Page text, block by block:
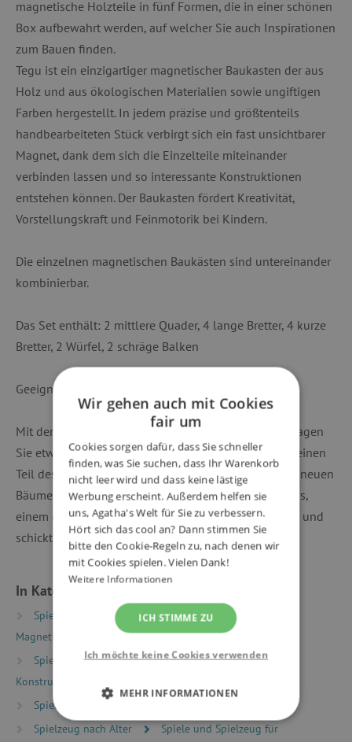
magnetische Holzteile in fünf Formen, die in einer schönen
Box aufbewahrt werden, auf welcher Sie auch Inspirationen
zum Bauen finden.
Tegu ist ein einzigartiger magnetischer Baukasten der aus
Holz und aus ökologischen Materialien sowie ungiftigen
Farben hergestellt. In jedem präzise und größtenteils
handbearbeiteten Stück verbirgt sich ein fast unsichtbarer
Magnet, dank dem sich die Einzelteile miteinander
verbinden lassen und so interessante Konstruktionen
entstehen können. Der Baukasten fördert Kreativität,
Vorstellungskraft und Feinmotorik bei Kindern.
Die einzelnen magnetischen Baukästen sind untereinander
kombinierbar.
Das Set enthält: 2 mittlere Quader, 4 lange Bretter, 4 kurze
Bretter, 2 Würfel, 2 schräge Balken
Geeignet für Kinder ab 1 Jahr.
Mit dem Kauf eines magnetischen Baukasten Tegu tragen
Sie etwas für einen guten Zweck bei. Tegu investiert einen
Teil des Erlöses des Verkaufs in die Bepflanzung von neuen
Bäumen, beschäftigt Einheimische Völker in Honduras,
einem der ärmsten Länder der westlichen Halpkugel, und
schickt hondurasische Kinder zur Schule.
In Kategorien eingeteilt
Spielzeug nach Typ
Magnetspielzeug
Magnetbaukasten
Spielzeug nach Typ
Baukästen und
Konstruktionsspielzeug
Spielzeug nach Typ
Spielzeug nach Alter
Spiele und Spielzeug für
Wir gehen auch mit Cookies
fair um
Cookies sorgen dafür, dass Sie schneller
finden, was Sie suchen, dass Ihr Warenkorb
nicht leer wird und dass keine lästige
Werbung erscheint. Außerdem helfen sie
uns, Agatha's Welt für Sie zu verbessern.
Hört sich das cool an? Dann stimmen Sie
bitte den Cookie-Regeln zu, nach denen wir
mit Cookies spielen. Vielen Dank!
Weitere Informationen
ICH STIMME ZU
Ich möchte keine Cookies verwenden
MEHR INFORMATIONEN
UNBEDINGT ERFORDERLICH